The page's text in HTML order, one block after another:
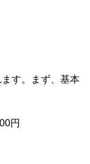
す。まず、基本
円